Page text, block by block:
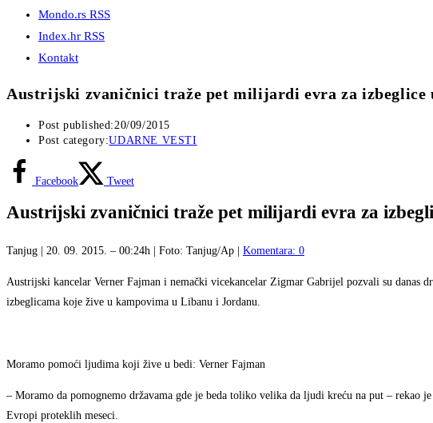
Mondo.rs RSS
Index.hr RSS
Kontakt
Austrijski zvaničnici traže pet milijardi evra za izbeglice
Post published:20/09/2015
Post category:UDARNE VESTI
Facebook Tweet
Austrijski zvaničnici traže pet milijardi evra za
Tanjug | 20. 09. 2015. – 00:24h | Foto: Tanjug/Ap | Komentara: 0
Austrijski kancelar Verner Fajman i nemački vicekancelar Zigmar Gabrijel pozvali su danas
izbeglicama koje žive u kampovima u Libanu i Jordanu.
Moramo pomoći ljudima koji žive u bedi: Verner Fajman
– Moramo da pomognemo državama gde je beda toliko velika da ljudi kreću na put –
Evropi proteklih meseci.